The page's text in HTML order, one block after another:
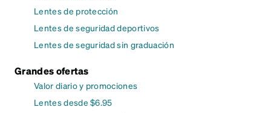
Lentes de protección
Lentes de seguridad deportivos
Lentes de seguridad sin graduación
Grandes ofertas
Valor diario y promociones
Lentes desde $6.95